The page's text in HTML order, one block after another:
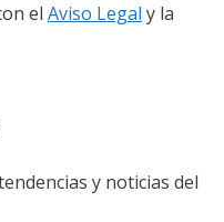
el Aviso Legal y la
y noticias del